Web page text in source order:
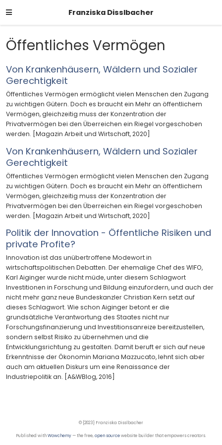
Franziska Disslbacher
Öffentliches Vermögen
Von Krankenhäusern, Wäldern und Sozialer
Gerechtigkeit
Öffentliches Vermögen ermöglicht vielen Menschen den Zugang
zu wichtigen Gütern. Doch es braucht ein Mehr an öffentlichem
Vermögen, gleichzeitig muss der Konzentration der
Privatvermögen bei den Überreichen ein Riegel vorgeschoben
werden. [Magazin Arbeit und Wirtschaft, 2020]
Von Krankenhäusern, Wäldern und Sozialer
Gerechtigkeit
Öffentliches Vermögen ermöglicht vielen Menschen den Zugang
zu wichtigen Gütern. Doch es braucht ein Mehr an öffentlichem
Vermögen, gleichzeitig muss der Konzentration der
Privatvermögen bei den Überreichen ein Riegel vorgeschoben
werden. [Magazin Arbeit und Wirtschaft, 2020]
Politik der Innovation - Öffentliche Risiken und
private Profite?
Innovation ist das unübertroffene Modewort in
wirtschaftspolitischen Debatten. Der ehemalige Chef des WIFO,
Karl Aiginger wurde nicht müde, unter diesem Schlagwort
Investitionen in Forschung und Bildung einzufordern, und auch der
nicht mehr ganz neue Bundeskanzler Christian Kern setzt auf
dieses Schlagwort. Wie schon Aiginger betont er die
grundsätzliche Verantwortung des Staates nicht nur
Forschungsfinanzierung und Investitionsanreize bereitzustellen,
sondern selbst Risiko zu übernehmen und die
Entwicklungsrichtung zu gestalten. Damit beruft er sich auf neue
Erkenntnisse der Ökonomin Mariana Mazzucato, lehnt sich aber
auch am aktuellen Diskurs um eine Renaissance der
Industriepolitik an. [A&WBlog, 2016]
© {2023} Franziska Disslbacher
Published withWowchemy— the free, open sourcewebsite builder that empowers creators.